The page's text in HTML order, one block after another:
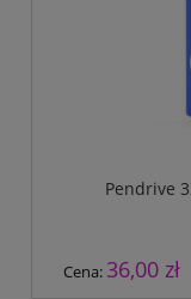
Pendrive
Cena: 36,00 zł